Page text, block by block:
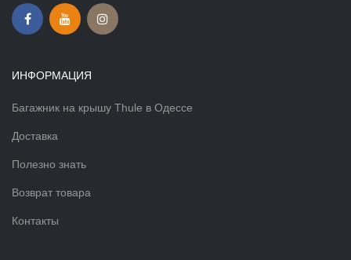
ИНФОРМАЦИЯ
Багажник на крышу Thule в Одессе
Доставка
Полезно знать
Возврат товара
Контакты